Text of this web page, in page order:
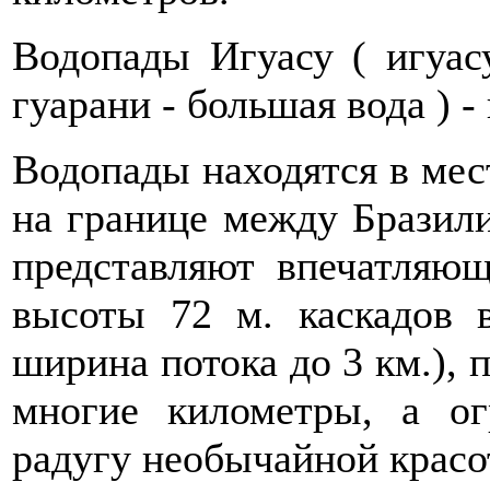
Водопады Игуасу (
гуарани - большая вода ) -
Водопады находятся в
на границе между
представляют
высоты 72 м. каскадов
ширина потока до 3 км.),
многие километры, а
радугу необычайной